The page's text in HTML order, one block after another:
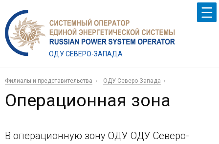
ОДУ СЕВЕРО-ЗАПАДА
Филиалы и представительства ОДУ Северо-Запада
Операционная зона
В операционную зону ОДУ ОДУ Северо-